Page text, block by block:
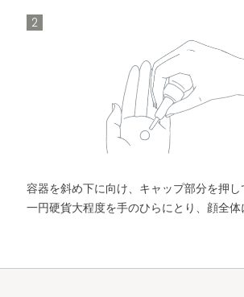
2
容器を斜め下に向け、キャップ部分を押し
一円硬貨大程度を手のひらにとり、顔全体